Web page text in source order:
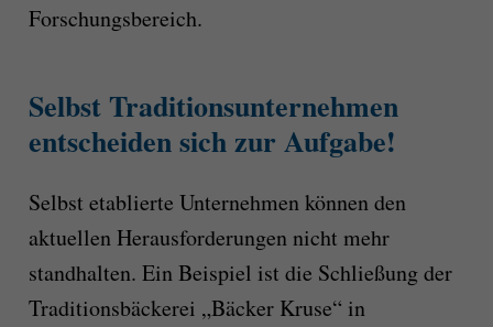
Forschungsbereich.
Selbst Traditionsunternehmen
entscheiden sich zur Aufgabe!
Selbst etablierte Unternehmen können den
aktuellen Herausforderungen nicht mehr
standhalten. Ein Beispiel ist die Schließung der
Traditionsbäckerei „Bäcker Kruse“ in